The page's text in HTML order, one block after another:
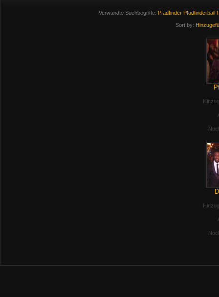
Verwandte Suchbegriffe: Pfadfinder Pfadfinderball
Sort by: